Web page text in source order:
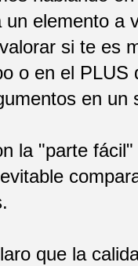
elemento a
si te es
o en el
en un
la "parte
que la